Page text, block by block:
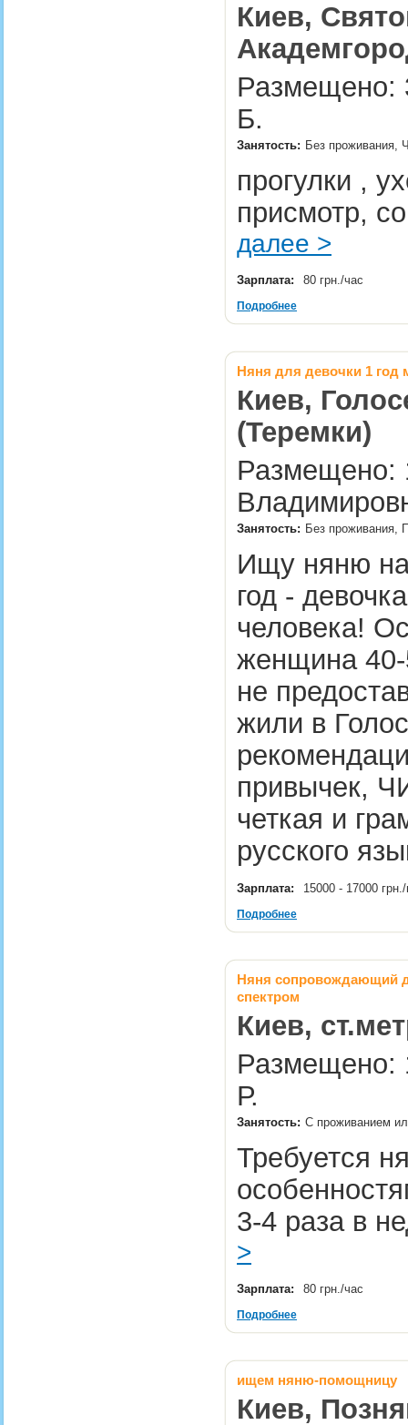
Киев,
Размещено:
Б.
Занятость: Без проживания,
прогулки ,
присмотр,
далее >
Зарплата: 80 грн./час
Подробнее
Няня для девочки 1 год
Киев,
(Теремки)
Размещено:
Занятость: Без проживания,
Ищу няню на
год -
человека!
женщина 40-
не
жили в
привычек,
четкая и
русского
Зарплата: 15000 - 17000
Подробнее
Няня сопровождающий
спектром
Киев,
Размещено:
Р.
Занятость: С проживанием
Требуется
3-4 раза в
>
Зарплата: 80 грн./час
Подробнее
ищем няню-помощницу
Киев,